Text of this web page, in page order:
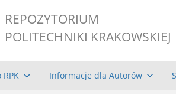
REPOZYTORIUM
POLITECHNIKI KRAKOWSKIEJ
Informacje dla Autorów